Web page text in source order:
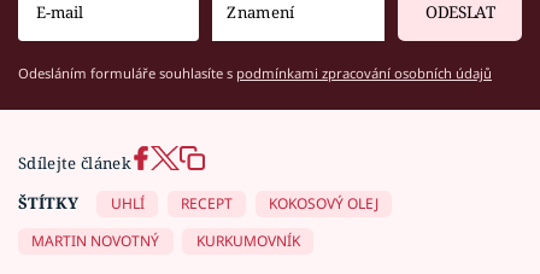
ODESLAT
Odesláním formuláře souhlasíte s podmínkami zpracování osobních údajů
Sdílejte článek
ŠTÍTKY
UHLÍ RECEPT
KOKOSOVÝ OLEJ
MARTIN NOVOTNÝ
KURKUMOVNÍK